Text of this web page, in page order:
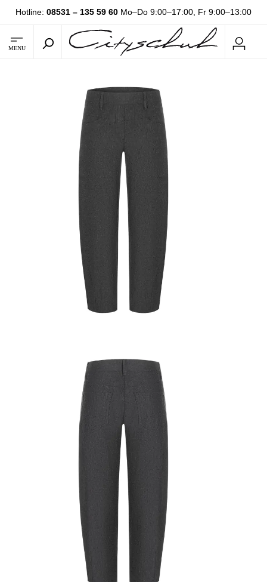
Hotline: 08531 – 135 59 60 Mo–Do 9:00–17:00, Fr 9:00–13:00
MENU